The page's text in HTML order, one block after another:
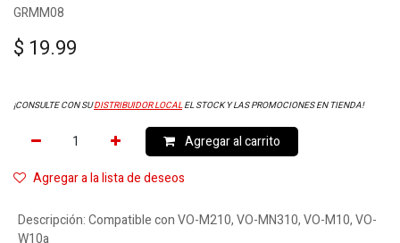
GRMM08
$ 19.99
¡CONSULTE CON SUDISTRIBUIDOR LOCALEL STOCK Y LAS PROMOCIONES EN TIENDA!
Agregar al carrito
Agregar a la lista de deseos
Descripción:Compatible con VO-M210, VO-MN310, VO-M10, VO-
W10a